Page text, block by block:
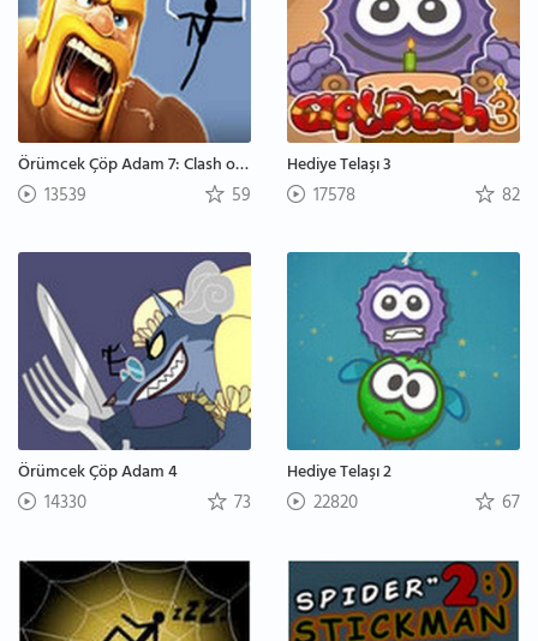
Örümcek Çöp Adam 7: Clash of Clans
13539 59
Hediye Telaşı 3
17578 82
Örümcek Çöp Adam 4
14330 73
Hediye Telaşı 2
22820 67